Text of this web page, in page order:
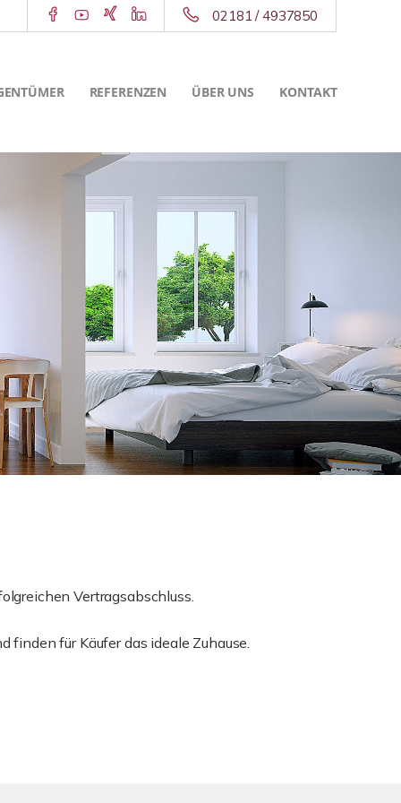
02181 / 4937850
REFERENZEN ÜBER UNS KONTAKT
Vertragsabschluss.
finden für Käufer das ideale Zuhause.